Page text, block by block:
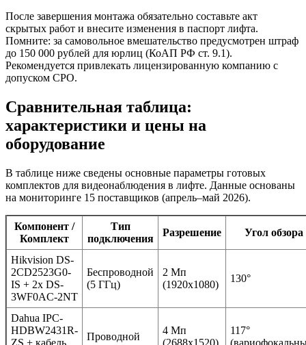
После завершения монтажа обязательно составьте акт
скрытых работ и внесите изменения в паспорт лифта.
Помните: за самовольное вмешательство предусмотрен штраф
до 150 000 рублей для юрлиц (КоАП РФ ст. 9.1).
Рекомендуется привлекать лицензированную компанию с
допуском СРО.
Сравнительная таблица:
характеристики и цены на
оборудование
В таблице ниже сведены основные параметры готовых
комплектов для видеонаблюдения в лифте. Данные основаны
на мониторинге 15 поставщиков (апрель–май 2026).
Компонент /
Комплект
Тип
подключения
Разрешение Угол обзора
Hikvision DS-
2CD2523G0-
IS + 2x DS-
3WF0AC-2NT
Беспроводной
(5 ГГц)
2 Мп
(1920x1080)
130°
Dahua IPC-
HDBW2431R-
ZS + кабель
Проводной
4 Мп
(2688x1520)
117°